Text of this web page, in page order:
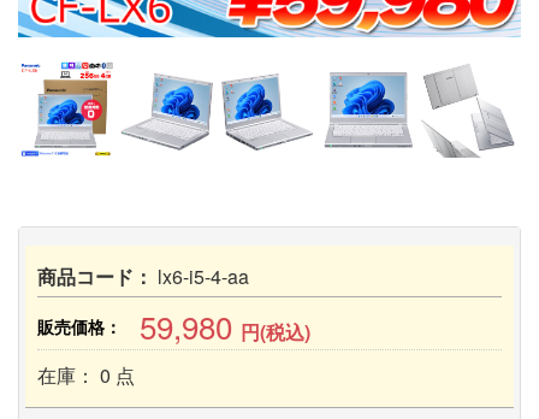
商品コード： lx6-i5-4-aa
販売価格： 59,980 円(税込)
在庫： 0 点